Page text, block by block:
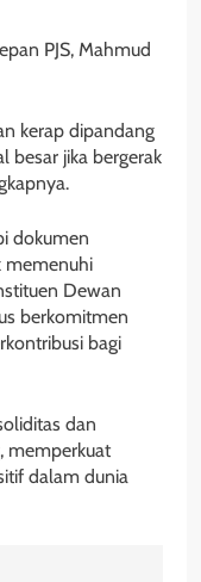
PJS, Mahmud
kerap dipandang
besar jika bergerak
dokumen
memenuhi
Dewan
berkomitmen
bagi
dan
memperkuat
dalam dunia